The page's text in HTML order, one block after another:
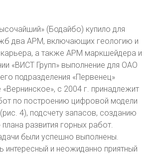
(Бодайбо) купило для
два АРМ, включающих геологию и
карьера, а также АРМ маркшейдера и
«ВИСТ Групп» выполнение для ОАО
подразделения «Первенец»
с 2004 г. принадлежит
по построению цифровой модели
4), подсчету запасов, созданию
плана развития горных работ.
были успешно выполнены.
интересный и неожиданно приятный